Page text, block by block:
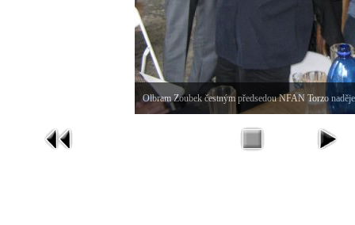
Olbram Zoubek čestným předsedou NFAN Torzo